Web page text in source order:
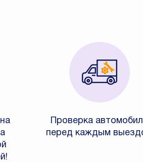
Проверка
перед каждым